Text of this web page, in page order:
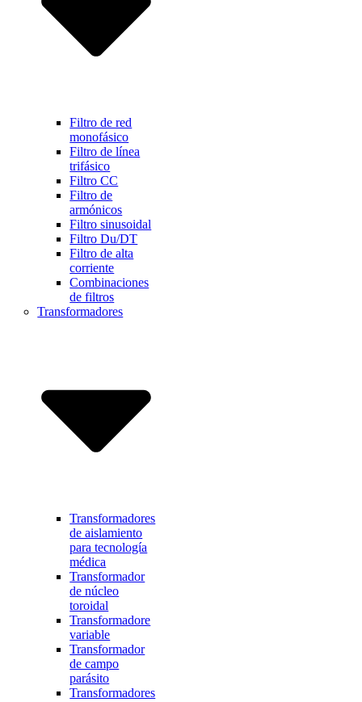
Filtro de red
monofásico
Filtro de línea
trifásico
Filtro CC
Filtro de
armónicos
Filtro sinusoidal
Filtro Du/DT
Filtro de alta
corriente
Combinaciones
de filtros
Transformadores
Transformadores
de aislamiento
para tecnología
médica
Transformador
de núcleo
toroidal
Transformadore
variable
Transformador
de campo
parásito
Transformadores